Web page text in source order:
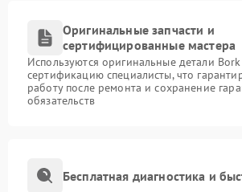
Оригинальные запчасти и
сертифицированные мастера
Используются оригинальные детали
сертификацию специалисты, что
работу после ремонта и сохранение
обязательств
Бесплатная диагностика и